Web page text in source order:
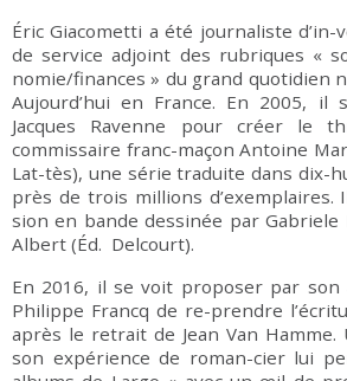
Éric Giacometti a été journaliste
de service adjoint des rubriques «
nomie/finances » du grand quotidien
Aujourd’hui en France. En 2005, il
Jacques Ravenne pour créer le
commissaire franc-maçon Antoine
Lat-tès), une série traduite dans dix-
près de trois millions
sion en bande dessinée par Gabriele
Albert (Éd. Delcourt).
En 2016, il se voit proposer par son
Philippe Francq de re-prendre
après le retrait de Jean Van Hamme.
son expérience de roman-cier lui